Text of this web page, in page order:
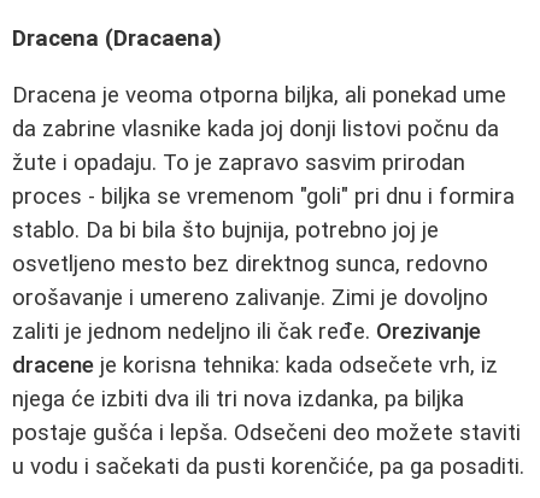
Dracena (Dracaena)
Dracena je veoma otporna biljka, ali ponekad ume
da zabrine vlasnike kada joj donji listovi počnu da
žute i opadaju. To je zapravo sasvim prirodan
proces - biljka se vremenom "goli" pri dnu i formira
stablo. Da bi bila što bujnija, potrebno joj je
osvetljeno mesto bez direktnog sunca, redovno
orošavanje i umereno zalivanje. Zimi je dovoljno
zaliti je jednom nedeljno ili čak ređe. Orezivanje
dracene je korisna tehnika: kada odsečete vrh, iz
njega će izbiti dva ili tri nova izdanka, pa biljka
postaje gušća i lepša. Odsečeni deo možete staviti
u vodu i sačekati da pusti korenčiće, pa ga posaditi.